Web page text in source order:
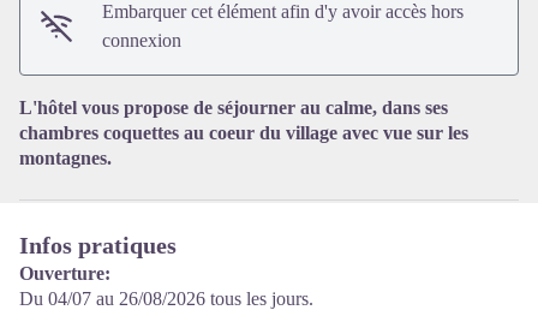
Voir l'image en plein écran
Embarquer cet élément afin d'y avoir accès hors
connexion
L'hôtel vous propose de séjourner au calme, dans ses
chambres coquettes au coeur du village avec vue sur les
montagnes.
Infos pratiques
Ouverture:
Du 04/07 au 26/08/2026 tous les jours.